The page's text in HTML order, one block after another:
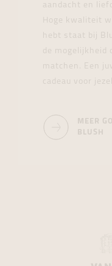
aandacht en
Hoge kwaliteit
hebt staat bij
de mogelijkheid
matchen. Een
cadeau voor
MEER
BLUSH